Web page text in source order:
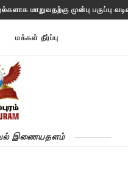
புரதங்களை பட்டியலிடுகிறது!
மக்கள் தீர்ப்பு
இணையதளம்